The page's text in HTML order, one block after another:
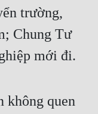
trường,
Chung Tư
mới đi.
không quen